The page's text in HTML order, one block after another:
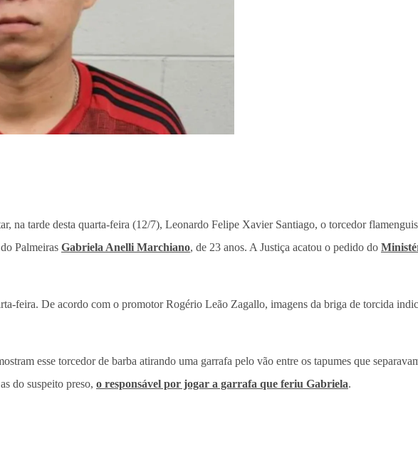
na tarde desta quarta-feira (12/7), Leonardo Felipe Xavier Santiago, o torcedor
Palmeiras Gabriela Anelli Marchiano, de 23 anos. A Justiça acatou o pedido do
feira. De acordo com o promotor Rogério Leão Zagallo, imagens da briga de torcida
esse torcedor de barba atirando uma garrafa pelo vão entre os tapumes que
do suspeito preso, o responsável por jogar a garrafa que feriu Gabriela.